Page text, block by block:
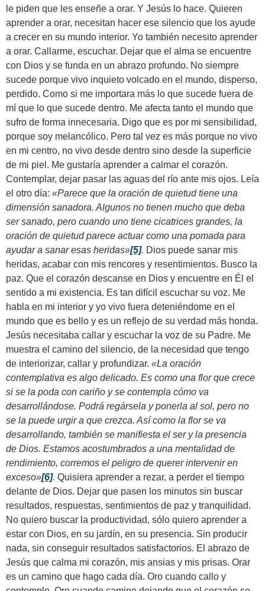
le piden que les enseñe a orar. Y Jesús lo hace. Quieren
aprender a orar, necesitan hacer ese silencio que los ayude
a crecer en su mundo interior. Yo también necesito aprender
a orar. Callarme, escuchar. Dejar que el alma se encuentre
con Dios y se funda en un abrazo profundo. No siempre
sucede porque vivo inquieto volcado en el mundo, disperso,
perdido. Como si me importara más lo que sucede fuera de
mí que lo que sucede dentro. Me afecta tanto el mundo que
sufro de forma innecesaria. Digo que es por mi sensibilidad,
porque soy melancólico. Pero tal vez es más porque no vivo
en mi centro, no vivo desde dentro sino desde la superficie
de mi piel. Me gustaría aprender a calmar el corazón.
Contemplar, dejar pasar las aguas del río ante mis ojos. Leía
el otro día: «Parece que la oración de quietud tiene una
dimensión sanadora. Algunos no tienen mucho que deba
ser sanado, pero cuando uno tiene cicatrices grandes, la
oración de quietud parece actuar como una pomada para
ayudar a sanar esas heridas»[5]. Dios puede sanar mis
heridas, acabar con mis rencores y resentimientos. Busco la
paz. Que el corazón descanse en Dios y encuentre en Él el
sentido a mi existencia. Es tan difícil escuchar su voz. Me
habla en mi interior y yo vivo fuera deteniéndome en el
mundo que es bello y es un reflejo de su verdad más honda.
Jesús necesitaba callar y escuchar la voz de su Padre. Me
muestra el camino del silencio, de la necesidad que tengo
de interiorizar, callar y profundizar. «La oración
contemplativa es algo delicado. Es como una flor que crece
si se la poda con cariño y se contempla cómo va
desarrollándose. Podrá regársela y ponerla al sol, pero no
se la puede urgir a que crezca. Así como la flor se va
desarrollando, también se manifiesta el ser y la presencia
de Dios. Estamos acostumbrados a una mentalidad de
rendimiento, corremos el peligro de querer intervenir en
exceso»[6]. Quisiera aprender a rezar, a perder el tiempo
delante de Dios. Dejar que pasen los minutos sin buscar
resultados, respuestas, sentimientos de paz y tranquilidad.
No quiero buscar la productividad, sólo quiero aprender a
estar con Dios, en su jardín, en su presencia. Sin producir
nada, sin conseguir resultados satisfactorios. El abrazo de
Jesús que calma mi corazón, mis ansias y mis prisas. Orar
es un camino que hago cada día. Oro cuando callo y